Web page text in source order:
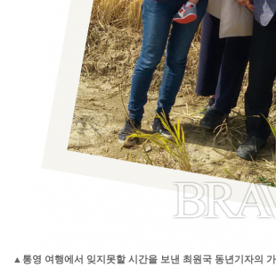
▲통영 여행에서 잊지못할 시간을 보낸 최원국 동년기자의